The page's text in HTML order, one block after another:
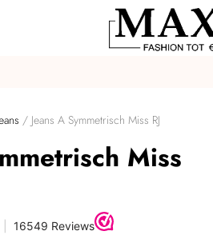
/ Jeans A Symmetrisch Miss RJ
Miss